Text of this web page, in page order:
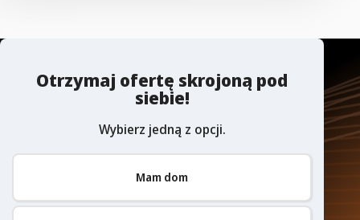
Otrzymaj ofertę skrojoną pod
siebie!
Wybierz jedną z opcji.
Mam dom